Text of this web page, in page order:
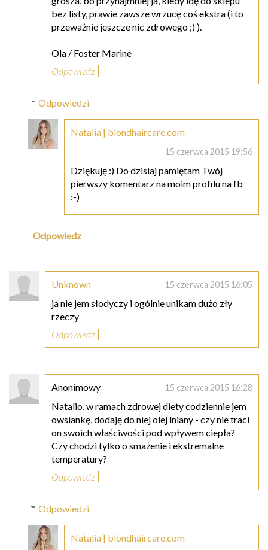
bez listy, prawie zawsze wrzucę coś ekstra (i to
przeważnie jeszcze nic zdrowego ;) ).
Ola / Foster Marine
Odpowiedz
Odpowiedzi
Natalia | blondhaircare.com
15 czerwca 2015 19:56
Dziękuję :) Do dzisiaj pamiętam Twój
pierwszy komentarz na moim profilu na fb
:-)
Odpowiedz
Unknown 15 czerwca 2015 16:05
ja nie jem słodyczy i ogólnie unikam dużo zły
rzeczy
Odpowiedz
Anonimowy 15 czerwca 2015 16:28
Natalio, w ramach zdrowej diety codziennie jem
owsiankę, dodaję do niej olej lniany - czy nie traci
on swoich właściwości pod wpływem ciepła?
Czy chodzi tylko o smażenie i ekstremalne
temperatury?
Odpowiedz
Odpowiedzi
Natalia | blondhaircare.com